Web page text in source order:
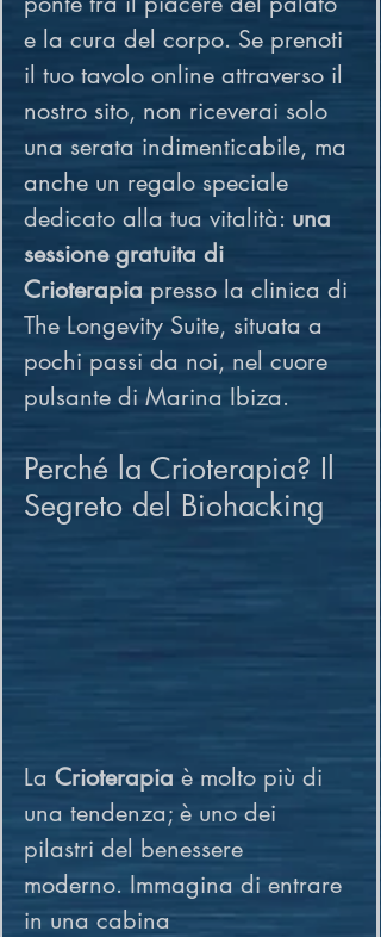
e la cura del corpo. Se prenoti
il tuo tavolo online attraverso il
nostro sito, non riceverai solo
una serata indimenticabile, ma
anche un regalo speciale
dedicato alla tua vitalità: una
sessione gratuita di
Crioterapia presso la clinica di
The Longevity Suite, situata a
pochi passi da noi, nel cuore
pulsante di Marina Ibiza.
Perché la Crioterapia? Il
Segreto del Biohacking
La Crioterapia è molto più di
una tendenza; è uno dei
pilastri del benessere
moderno. Immagina di entrare
in una cabina